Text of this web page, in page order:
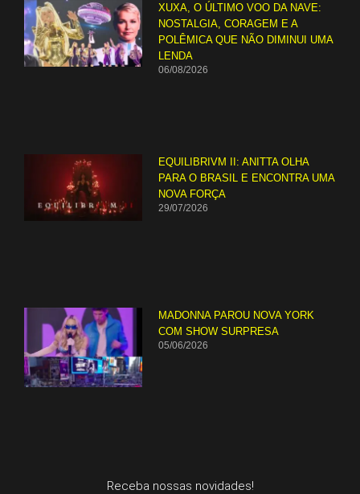
XUXA, O ÚLTIMO VOO DA NAVE:
NOSTALGIA, CORAGEM E A
POLÊMICA QUE NÃO DIMINUI UMA
LENDA
06/08/2026
EQUILIBRIVM II: ANITTA OLHA
PARA O BRASIL E ENCONTRA UMA
NOVA FORÇA
29/07/2026
MADONNA PAROU NOVA YORK
COM SHOW SURPRESA
05/06/2026
Receba nossas novidades!